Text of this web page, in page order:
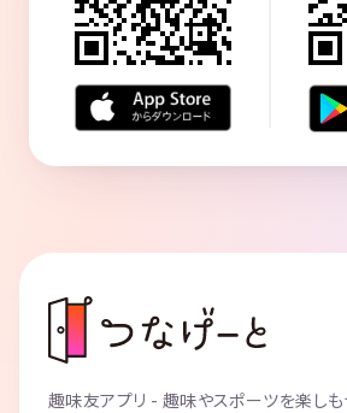
趣味友アプリ - 趣味やスポーツを楽しも